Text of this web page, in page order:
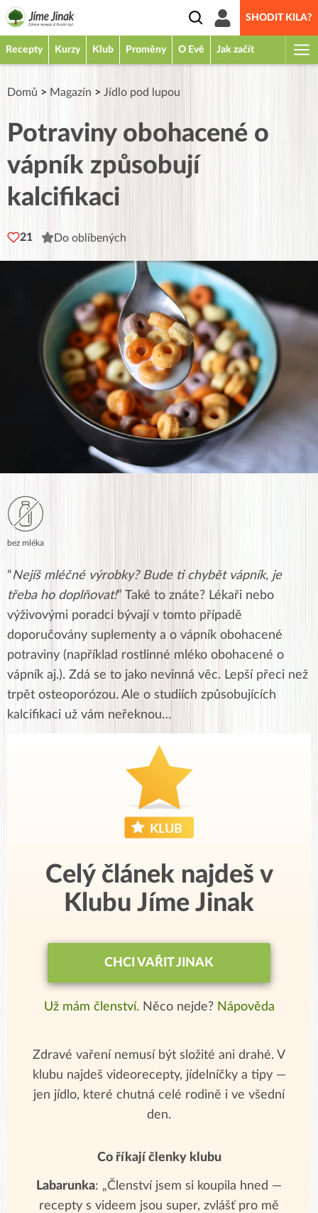
SHODIT KILA?
Recepty Kurzy Klub Proměny O Evě Jak začít
Domů > Magazín > Jídlo pod lupou
Potraviny obohacené o
vápník způsobují
kalcifikaci
21 Do oblíbených
bez mléka
“Nejíš mléčné výrobky? Bude ti chybět vápník, je
třeba ho doplňovat!” Také to znáte? Lékaři nebo
výživovými poradci bývají v tomto případě
doporučovány suplementy a o vápník obohacené
potraviny (například rostlinné mléko obohacené o
vápník aj.). Zdá se to jako nevinná věc. Lepší přeci než
trpět osteoporózou. Ale o studiích způsobujících
kalcifikaci už vám neřeknou…
Celý článek najdeš v
Klubu Jíme Jinak
CHCI VAŘIT JINAK
Už mám členství. Něco nejde? Nápověda
Zdravé vaření nemusí být složité ani drahé. V
klubu najdeš videorecepty, jídelníčky a tipy —
jen jídlo, které chutná celé rodině i ve všední
den.
Co říkají členky klubu
Labarunka: „Členství jsem si koupila hned —
recepty s videem jsou super, zvlášť pro mě